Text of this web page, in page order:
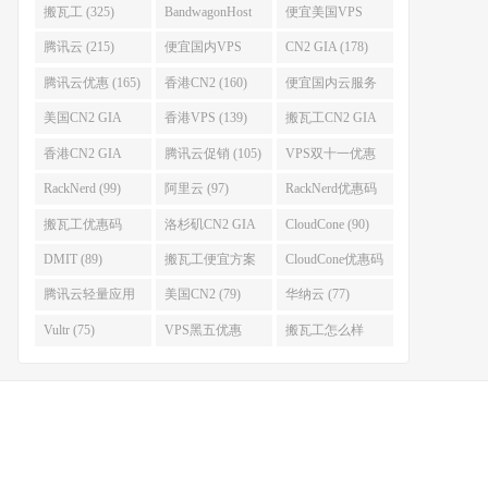
搬瓦工 (325) BandwagonHost
(223)
便宜美国VPS
(222)
腾讯云 (215) 便宜国内VPS
(184)
CN2 GIA (178)
腾讯云优惠 (165) 香港CN2 (160) 便宜国内云服务
器 (152)
美国CN2 GIA
(141)
香港VPS (139) 搬瓦工CN2 GIA
(118)
香港CN2 GIA
(111)
腾讯云促销 (105) VPS双十一优惠
(102)
RackNerd (99) 阿里云 (97) RackNerd优惠码
(93)
搬瓦工优惠码
(92)
洛杉矶CN2 GIA
(92)
CloudCone (90)
DMIT (89) 搬瓦工便宜方案
(86)
CloudCone优惠码
(82)
腾讯云轻量应用
服务器 (82)
美国CN2 (79) 华纳云 (77)
Vultr (75) VPS黑五优惠 搬瓦工怎么样